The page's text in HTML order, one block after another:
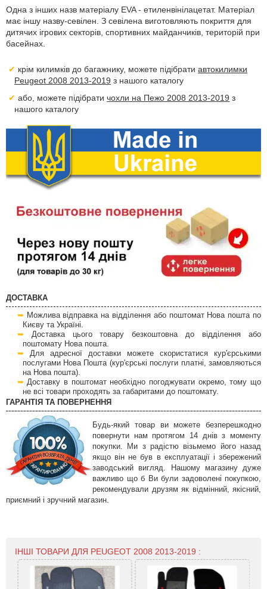
Одна з інших назв матеріалу EVA - етиленвінілацетат. Матеріал
має іншу назву-севілен. З севілена виготовляють покриття для
дитячих ігрових секторів, спортивних майданчиків, територій при
басейнах.
крім килимків до багажнику, можете підібратиавтокилимки
Peugeot 2008 2013-2019 з нашого каталогу
або, можете підібратичохли на Пежо 2008 2013-2019 з
нашого каталогу
ДОСТАВКА
Можлива відправка на відділення або поштомат Нова пошта по
Києву та Україні.
Доставка цього товару безкоштовна до відділення або
поштомату Нова пошта.
Для адресної доставки можете скористатися кур'єрськими
послугами Нова Пошта (кур'єрські послуги платні, замовляються
на Нова пошта).
Доставку в поштомат необхідно погоджувати окремо, тому що
не всі товари проходять за габаритами до поштомату.
ГАРАНТІЯ ТА ПОВЕРНЕННЯ
Будь-який товар ви можете безперешкодно
повернути нам протягом 14 днів з моменту
покупки. Ми з радістю візьмемо його назад
якщо він не був в експлуатації і збережений
заводський вигляд. Нашому магазину дуже
важливо що б Ви були задоволені покупкою,
рекомендували друзям як відмінний, якісний,
приємний і зручний магазин.
ІНШІ ТОВАРИ ДЛЯ PEUGEOT 2008 2013-2019 :